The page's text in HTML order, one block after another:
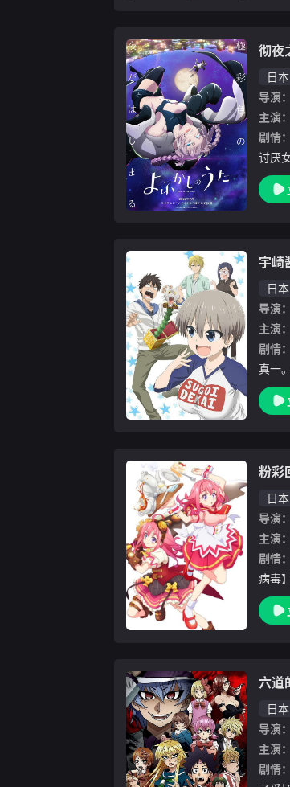
彻夜
日本
导演：
主演：
剧情：
讨厌
去上
光第
宇崎
日本
导演：
主演：
剧情：
真一
各种
头的
粉彩
日本
导演：
主演：
剧情：
病毒
御宅
漫画
六道
日本
导演：
主演：
剧情：